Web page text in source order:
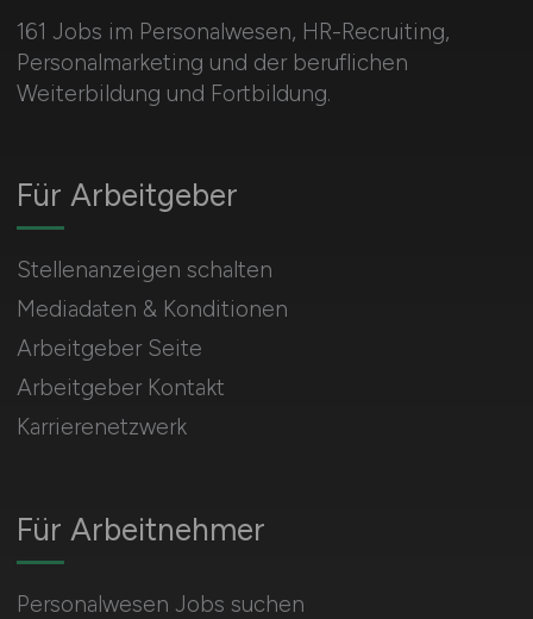
161 Jobs im Personalwesen, HR-Recruiting,
Personalmarketing und der beruflichen
Weiterbildung und Fortbildung.
Für Arbeitnehmer
Personalwesen Jobs suchen
Für Arbeitgeber
Stellenanzeigen schalten
Mediadaten & Konditionen
Arbeitgeber Seite
Arbeitgeber Kontakt
Karrierenetzwerk